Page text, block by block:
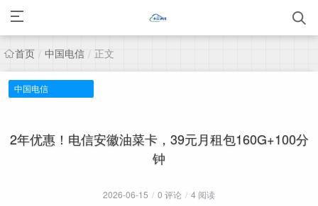
首页 / 中国电信 / 正文
中国电信
2年优惠！电信安徽油菜卡，39元月租包160G+100分
钟
2026-06-15 / 0 评论 / 4 阅读